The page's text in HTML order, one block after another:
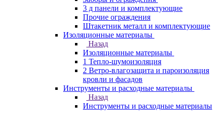
3 д панели и комплектующие
Прочие ограждения
Штакетник металл и комплектующие
Изоляционные материалы
Назад
Изоляционные материалы
1 Тепло-шумоизоляция
2 Ветро-влагозащита и пароизоляция
кровли и фасадов
Инструменты и расходные материалы
Назад
Инструменты и расходные материалы